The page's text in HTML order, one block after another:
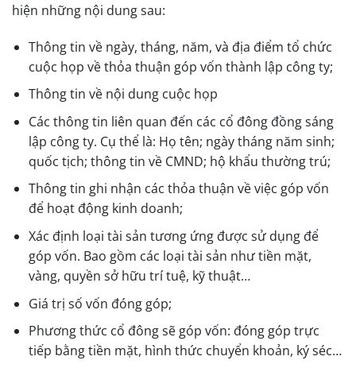
hiện những nội dung sau:
Thông tin về ngày, tháng, năm, và địa điểm tổ chức
cuộc họp về thỏa thuận góp vốn thành lập công ty;
Thông tin về nội dung cuộc họp
Các thông tin liên quan đến các cổ đông đồng sáng
lập công ty. Cụ thể là: Họ tên; ngày tháng năm sinh;
quốc tịch; thông tin về CMND; hộ khẩu thường trú;
Thông tin ghi nhận các thỏa thuận về việc góp vốn
để hoạt động kinh doanh;
Xác định loại tài sản tương ứng được sử dụng để
góp vốn. Bao gồm các loại tài sản như tiền mặt,
vàng, quyền sở hữu trí tuệ, kỹ thuật…
Giá trị số vốn đóng góp;
Phương thức cổ đông sẽ góp vốn: đóng góp trực
tiếp bằng tiền mặt, hình thức chuyển khoản, ký séc…